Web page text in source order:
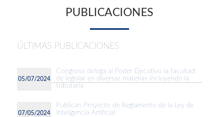
PUBLICACIONES
ÚLTIMAS PUBLICACIONES
05/07/2024
Congreso delega al Poder Ejecutivo la facultad
de legislar en diversas materias incluyendo la
tributaria
07/05/2024
Publican Proyecto de Reglamento de la Ley de
Inteligencia Artificial